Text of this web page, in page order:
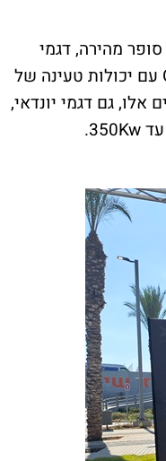
מהירה, דגמי
עם יכולות טעינה של
אלו, גם דגמי יונדאי,
350Kw
.